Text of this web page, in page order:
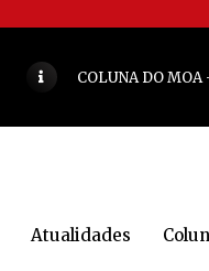
Recomeço:
COLUNA DO
Arquitetas de
Atualidades